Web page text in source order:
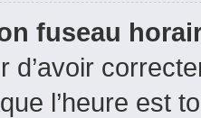
fuseau
d’avoir
que l’heure est